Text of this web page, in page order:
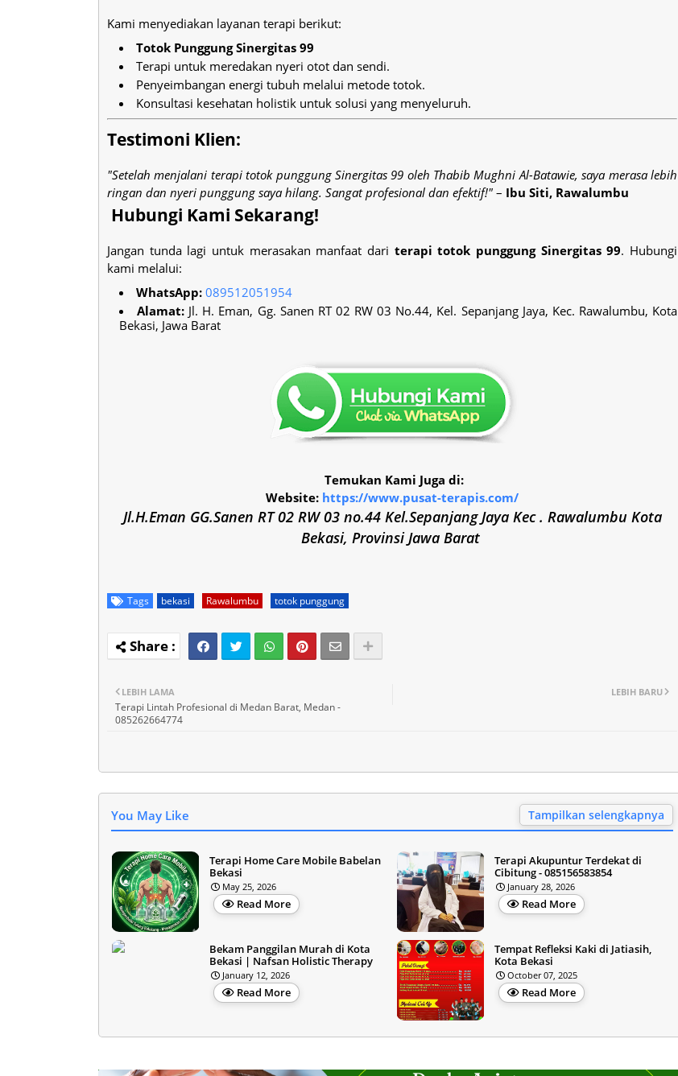
Kami menyediakan layanan terapi berikut:
Totok Punggung Sinergitas 99
Terapi untuk meredakan nyeri otot dan sendi.
Penyeimbangan energi tubuh melalui metode totok.
Konsultasi kesehatan holistik untuk solusi yang menyeluruh.
Testimoni Klien:
"Setelah menjalani terapi totok punggung Sinergitas 99 oleh Thabib Mughni Al-Batawie, saya merasa lebih
ringan dan nyeri punggung saya hilang. Sangat profesional dan efektif!" – Ibu Siti, Rawalumbu
Hubungi Kami Sekarang!
Jangan tunda lagi untuk merasakan manfaat dari terapi totok punggung Sinergitas 99. Hubungi
kami melalui:
WhatsApp: 089512051954
Alamat: Jl. H. Eman, Gg. Sanen RT 02 RW 03 No.44, Kel. Sepanjang Jaya, Kec. Rawalumbu, Kota
Bekasi, Jawa Barat
Temukan Kami Juga di:
Website: https://www.pusat-terapis.com/
Jl.H.Eman GG.Sanen RT 02 RW 03 no.44 Kel.Sepanjang Jaya Kec . Rawalumbu Kota
Bekasi, Provinsi Jawa Barat
Tags bekasi Rawalumbu totok punggung
LEBIH BARU
LEBIH LAMA
Terapi Lintah Profesional di Medan Barat, Medan -
085262664774
You May Like Tampilkan selengkapnya
Terapi Home Care Mobile Babelan
Bekasi
May 25, 2026
Read More
Terapi Akupuntur Terdekat di
Cibitung - 085156583854
January 28, 2026
Read More
Bekam Panggilan Murah di Kota
Bekasi | Nafsan Holistic Therapy
January 12, 2026
Read More
Tempat Refleksi Kaki di Jatiasih,
Kota Bekasi
October 07, 2025
Read More